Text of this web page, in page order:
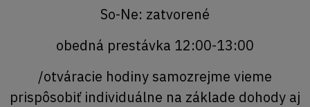
So-Ne: zatvorené
obedná prestávka 12:00-13:00
/otváracie hodiny samozrejme vieme
prispôsobiť individuálne na základe dohody aj